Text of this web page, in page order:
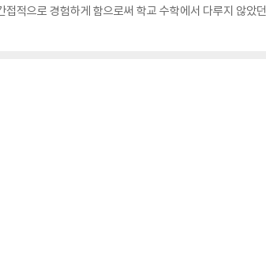
적으로 경험하게 함으로써 학교 수학에서 다루지 않았